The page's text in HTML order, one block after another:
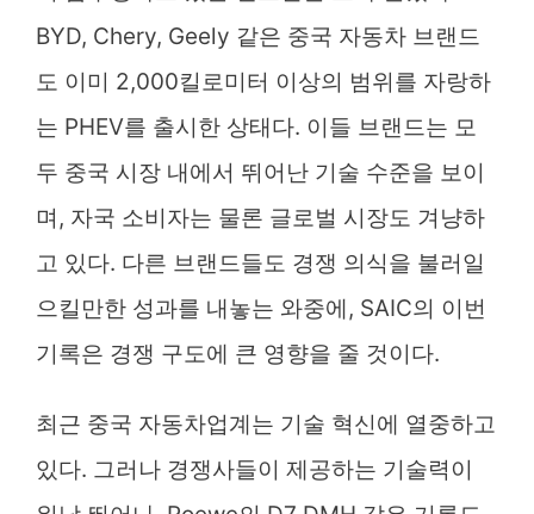
BYD, Chery, Geely 같은 중국 자동차 브랜드
도 이미 2,000킬로미터 이상의 범위를 자랑하
는 PHEV를 출시한 상태다. 이들 브랜드는 모
두 중국 시장 내에서 뛰어난 기술 수준을 보이
며, 자국 소비자는 물론 글로벌 시장도 겨냥하
고 있다. 다른 브랜드들도 경쟁 의식을 불러일
으킬만한 성과를 내놓는 와중에, SAIC의 이번
기록은 경쟁 구도에 큰 영향을 줄 것이다.
최근 중국 자동차업계는 기술 혁신에 열중하고
있다. 그러나 경쟁사들이 제공하는 기술력이